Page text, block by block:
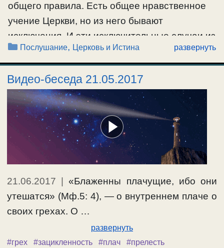
общего правила. Есть общее нравственное
учение Церкви, но из него бывают
исключения. И эти исключительные случаи из
жизни Церкви возводить в общее церковно-
нравственное учение для всех – это есть
самомнениеи дух самоуверенности, который
приводит в итоге к духовной прелести. Это
дезориентация всех и …
#послушание #ПромыселБожий #старец
Рубрики
Послушание, Церковь и Истина развернуть
Видео-беседа 21.05.2017
21.06.2017 |«Блаженны плачущие, ибо они
утешатся» (Мф.5: 4), — о внутреннем плаче о
своих грехах. О …
развернуть
#грех
#зацикленность #плач
#прелесть